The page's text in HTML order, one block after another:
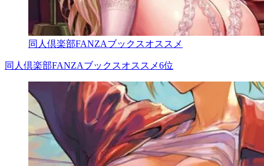
同人倶楽部FANZAブックスオススメ
同人倶楽部FANZAブックスオススメ6位